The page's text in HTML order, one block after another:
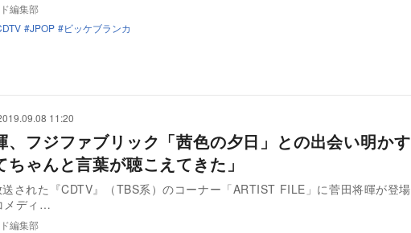
編集部
JPOP ビッケブランカ
11:20
、フジファブリック「茜色の夕日」との出会い明かす
ちゃんと言葉が聴こえてきた」
された『CDTV』（TBS系）のコーナー「ARTIST FILE」に菅田将暉が登場
コメディ…
編集部